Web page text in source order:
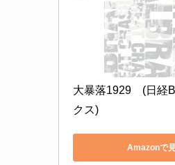
大暴落1929　(日経
クス)
Amazonで